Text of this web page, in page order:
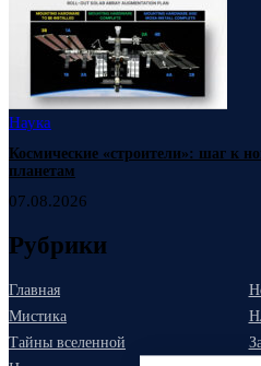
Наука
Космические «строители»: шаг к
планетам
07.08.2026
Рубрики
Главная
Мистика
Тайны вселенной